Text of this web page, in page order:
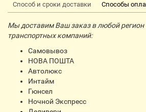
Способ и сроки доставки Способы
Мы доставим Ваш заказ в любой
транспортных компаний:
Самовывоз
НОВА ПОШТА
Автолюкс
Интайм
Гюнсел
Ночной Экспресс